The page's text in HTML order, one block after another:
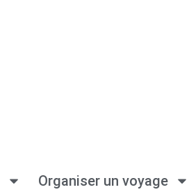
Organiser un voyage